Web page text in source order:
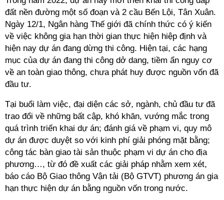
đất nền đường một số đoạn và 2 cầu Bến Lội, Tân Xuân.
Ngày 12/1, Ngân hàng Thế giới đã chính thức có ý kiến
về việc không gia hạn thời gian thực hiện hiệp định và
hiện nay dự án đang dừng thi công. Hiện tại, các hạng
mục của dự án đang thi công dở dang, tiềm ẩn nguy cơ
về an toàn giao thông, chưa phát huy được nguồn vốn đã
đầu tư.
Tại buổi làm việc, đại diện các sở, ngành, chủ đầu tư đã
trao đổi về những bất cập, khó khăn, vướng mắc trong
quá trình triển khai dự án; đánh giá về phạm vi, quy mô
dự án được duyệt so với kinh phí giải phóng mặt bằng;
công tác bàn giao tài sản thuộc phạm vi dự án cho địa
phương…, từ đó đề xuất các giải pháp nhằm xem xét,
báo cáo Bộ Giao thông Vận tải (Bộ GTVT) phương án gia
hạn thực hiện dự án bằng nguồn vốn trong nước.